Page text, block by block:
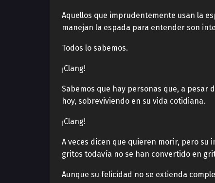
Aquellos que imprudentemente usan la
manejan la espada para entender son
Todos lo sabemos.
¡Clang!
Sabemos que hay personas que, a
hoy, sobreviviendo en su vida cotidiana.
¡Clang!
A veces dicen que quieren morir, pero su
gritos todavía no se han convertido en
Aunque su felicidad no se extienda